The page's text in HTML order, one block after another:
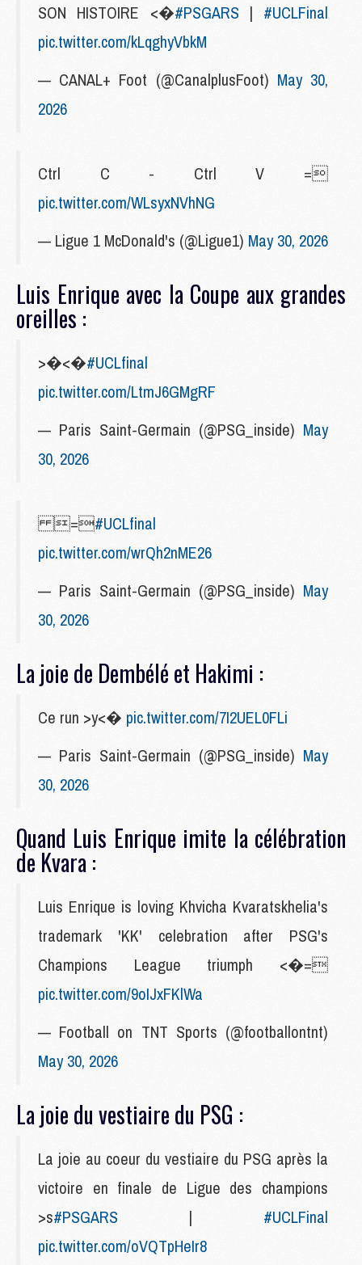
SON HISTOIRE <�#PSGARS | #UCLFinal
pic.twitter.com/kLqghyVbkM
— CANAL+ Foot (@CanalplusFoot) May 30,
2026
Ctrl C - Ctrl V =
pic.twitter.com/WLsyxNVhNG
— Ligue 1 McDonald's (@Ligue1) May 30, 2026
Luis Enrique avec la Coupe aux grandes
oreilles :
>�<�#UCLfinal
pic.twitter.com/LtmJ6GMgRF
— Paris Saint-Germain (@PSG_inside) May
30, 2026
=#UCLfinal
pic.twitter.com/wrQh2nME26
— Paris Saint-Germain (@PSG_inside) May
30, 2026
La joie de Dembélé et Hakimi :
Ce run >y<� pic.twitter.com/7I2UEL0FLi
— Paris Saint-Germain (@PSG_inside) May
30, 2026
Quand Luis Enrique imite la célébration
de Kvara :
Luis Enrique is loving Khvicha Kvaratskhelia's
trademark 'KK' celebration after PSG's
Champions League triumph <�=
pic.twitter.com/9oIJxFKlWa
— Football on TNT Sports (@footballontnt)
May 30, 2026
La joie du vestiaire du PSG :
La joie au coeur du vestiaire du PSG après la
victoire en finale de Ligue des champions
>s#PSGARS | #UCLFinal
pic.twitter.com/oVQTpHeIr8